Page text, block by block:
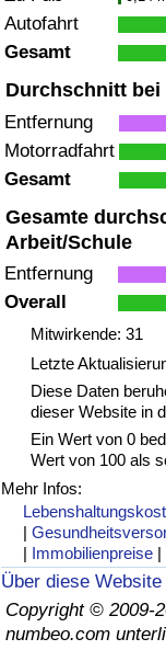
Autofahrt
Gesamt
Durchschnitt bei
Entfernung
Motorradfahrt
Gesamt
Gesamte
Arbeit/Schule
Entfernung
Overall
Mitwirkende: 31
Letzte
Diese Daten
dieser Website in
Ein Wert von 0
Wert von 100 als
Mehr Infos:
|
| Immobilienpreise |
Über diese Website
Copyright © 2009-
numbeo.com